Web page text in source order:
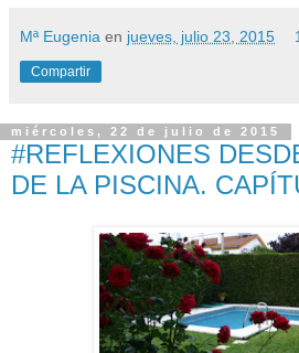
Mª Eugenia en jueves, julio 23, 2015
Compartir
miércoles, 22 de julio de 2015
#REFLEXIONES
DE LA PISCINA.